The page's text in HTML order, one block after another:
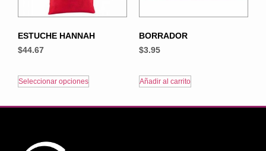
ESTUCHE HANNAH
$44.67
Seleccionar opciones
BORRADOR
$3.95
Añadir al carrito